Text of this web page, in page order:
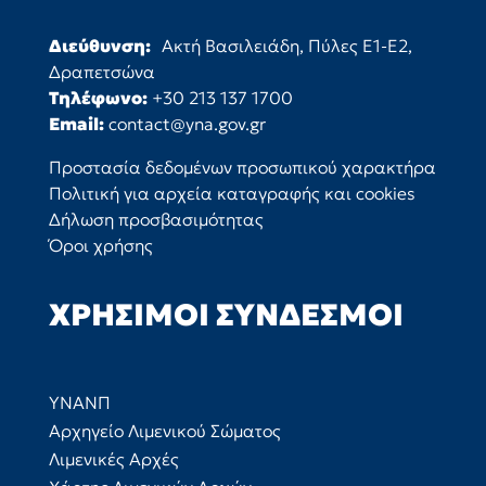
Διεύθυνση: Ακτή Βασιλειάδη, Πύλες Ε1-Ε2,
Δραπετσώνα
Τηλέφωνο: +30 213 137 1700
Email: contact@yna.gov.gr
Προστασία δεδομένων προσωπικού χαρακτήρα
Πολιτική για αρχεία καταγραφής και cookies
Δήλωση προσβασιμότητας
Όροι χρήσης
ΧΡΉΣΙΜΟΙ ΣΎΝΔΕΣΜΟΙ
ΥΝΑΝΠ
Αρχηγείο Λιμενικού Σώματος
Λιμενικές Αρχές